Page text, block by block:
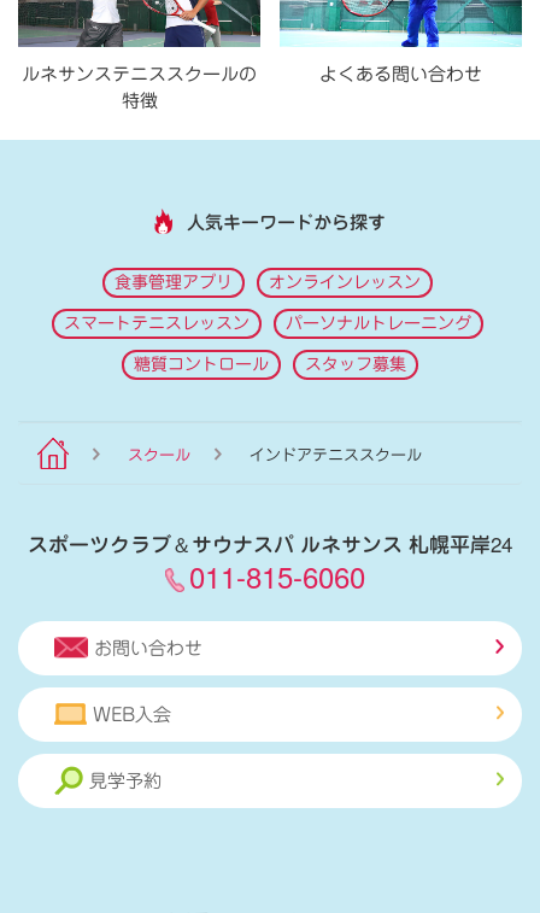
ルネサンステニススクールの
特徴
よくある問い合わせ
人気キーワードから探す
食事管理アプリ オンラインレッスン
スマートテニスレッスン パーソナルトレーニング
糖質コントロール スタッフ募集
スクール インドアテニススクール
スポーツクラブ＆サウナスパ ルネサンス 札幌平岸24
011-815-6060
お問い合わせ
WEB入会
見学予約